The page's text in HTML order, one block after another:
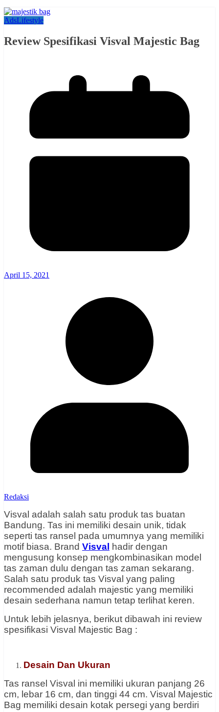
AdsLifestyle
Review Spesifikasi Visval Majestic Bag
April 15, 2021
Redaksi
Visval adalah salah satu produk tas buatan
Bandung. Tas ini memiliki desain unik, tidak
seperti tas ransel pada umumnya yang memiliki
motif biasa. Brand Visval
hadir dengan
mengusung konsep mengkombinasikan model
tas zaman dulu dengan tas zaman sekarang.
Salah satu produk tas Visval yang paling
recommended adalah majestic yang memiliki
desain sederhana namun tetap terlihat keren.
Untuk lebih jelasnya, berikut dibawah ini review
spesifikasi Visval Majestic Bag :
Desain Dan Ukuran
Tas ransel Visval ini memiliki ukuran panjang 26
cm, lebar 16 cm, dan tinggi 44 cm. Visval Majestic
Bag memiliki desain kotak persegi yang berdiri